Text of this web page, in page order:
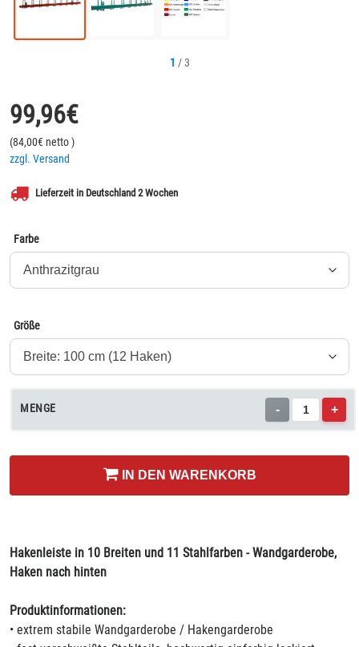
1 /3
99,96€
(84,00€ netto)
zzgl. Versand
Lieferzeit in Deutschland 2 Wochen
Farbe
Größe
MENGE - +
IN DEN WARENKORB
Hakenleiste in 10 Breiten und 11 Stahlfarben - Wandgarderobe,
Haken nach hinten
Produktinformationen:
• extrem stabile Wandgarderobe / Hakengarderobe